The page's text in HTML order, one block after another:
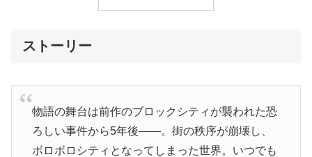
ストーリー
物語の舞台は前作のブロックシティが襲われた恐
ろしい事件から5年後――。街の秩序が崩壊し、
ボロボロシティとなってしまった世界。いつでも